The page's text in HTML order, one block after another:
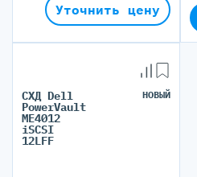
Уточнить цену
СХД Dell
PowerVault
ME4012
iSCSI
12LFF
НОВЫЙ